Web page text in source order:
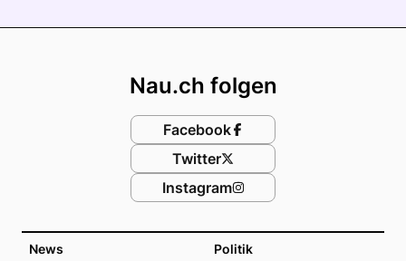
News Politik
Nau.ch folgen
Facebook
Twitter
Instagram